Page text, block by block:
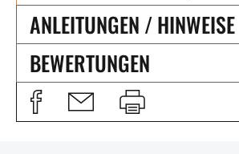
ANLEITUNGEN / HINWEISE
BEWERTUNGEN